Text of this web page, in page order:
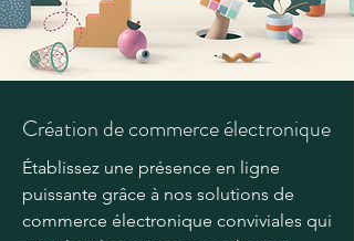
Création de commerce électronique
Établissez une présence en ligne
puissante grâce à nos solutions de
commerce électronique conviviales qui